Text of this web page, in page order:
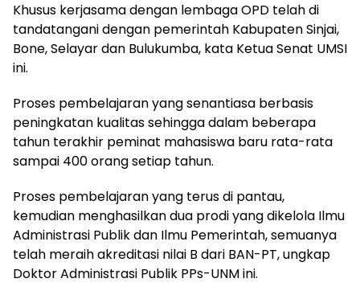
Khusus kerjasama dengan lembaga OPD telah di
tandatangani dengan pemerintah Kabupaten Sinjai,
Bone, Selayar dan Bulukumba, kata Ketua Senat UMSI
ini.
Proses pembelajaran yang senantiasa berbasis
peningkatan kualitas sehingga dalam beberapa
tahun terakhir peminat mahasiswa baru rata-rata
sampai 400 orang setiap tahun.
Proses pembelajaran yang terus di pantau,
kemudian menghasilkan dua prodi yang dikelola Ilmu
Administrasi Publik dan Ilmu Pemerintah, semuanya
telah meraih akreditasi nilai B dari BAN-PT, ungkap
Doktor Administrasi Publik PPs-UNM ini.